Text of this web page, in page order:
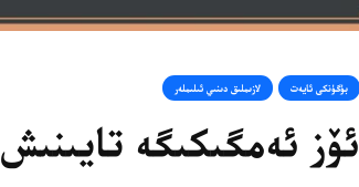
بۈگۈنكى ئايەت لازىملىق دىنىي ئىلىملەر
ئۆز ئەمگىكىگە تايىنىش